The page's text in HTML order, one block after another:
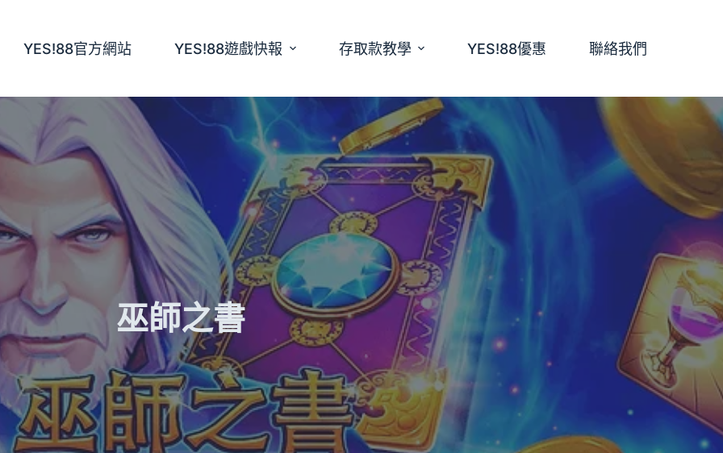
YES!88官方網站 YES!88遊戲快報 存取款教學 YES!88優惠 聯絡我們
巫師之書